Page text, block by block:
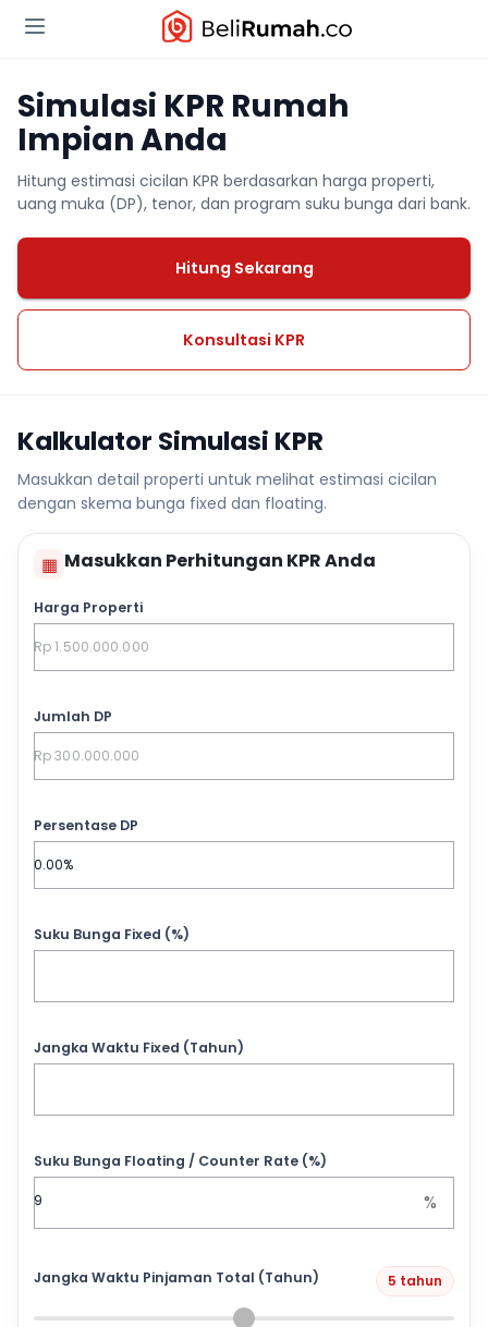
Simulasi KPR Rumah
Impian Anda
Hitung estimasi cicilan KPR berdasarkan harga properti,
uang muka (DP), tenor, dan program suku bunga dari bank.
Hitung Sekarang
Konsultasi KPR
Kalkulator Simulasi KPR
Masukkan detail properti untuk melihat estimasi cicilan
dengan skema bunga fixed dan floating.
▦ Masukkan Perhitungan KPR Anda
Harga Properti
Jumlah DP
Persentase DP
Suku Bunga Fixed (%)
Jangka Waktu Fixed (Tahun)
Suku Bunga Floating / Counter Rate (%)
%
Jangka Waktu Pinjaman Total (Tahun) 5 tahun